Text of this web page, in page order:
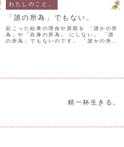
わたしのこと。
「誰の所為」でもない。
起こった結果の理由や原因を 「誰かの所
為」や「自身の所為」 にしない。 「誰
の所為」でもないのです。 「誰かの所為
精一杯生きる。